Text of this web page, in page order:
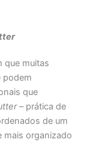
que muitas
podem
que
– prática de
de um
mais organizado